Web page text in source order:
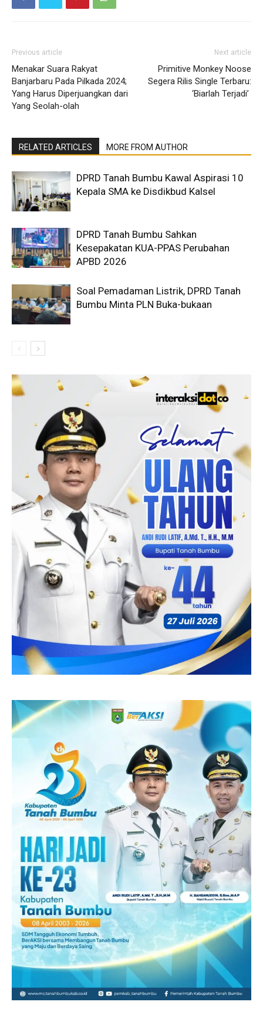
Previous article
Menakar Suara Rakyat
Banjarbaru Pada Pilkada 2024;
Yang Harus Diperjuangkan dari
Yang Seolah-olah
Next article
Primitive Monkey Noose
Segera Rilis Single Terbaru:
‘Biarlah Terjadi’
RELATED ARTICLES MORE FROM AUTHOR
DPRD Tanah Bumbu Kawal Aspirasi 10
Kepala SMA ke Disdikbud Kalsel
DPRD Tanah Bumbu Sahkan
Kesepakatan KUA-PPAS Perubahan
APBD 2026
Soal Pemadaman Listrik, DPRD Tanah
Bumbu Minta PLN Buka-bukaan